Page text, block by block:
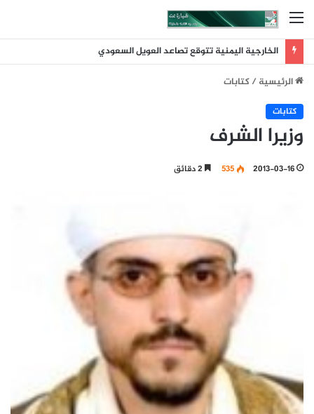
القائمة
الخارجية اليمنية تتوقع تصاعد العويل السعودي
الرئيسية/كتابات
كتابات
وزيرا الشرف
2013-03-16
535